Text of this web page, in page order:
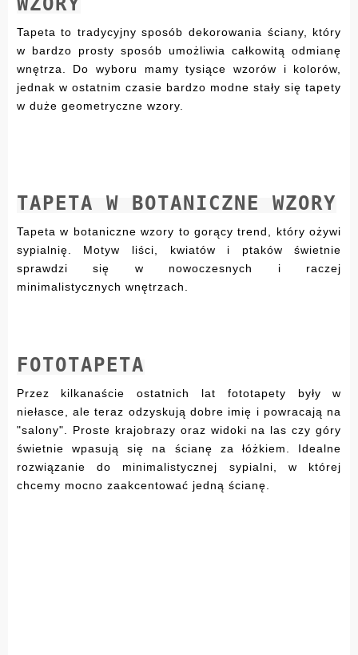
Tapeta to tradycyjny sposób dekorowania ściany, który
w bardzo prosty sposób umożliwia całkowitą odmianę
wnętrza. Do wyboru mamy tysiące wzorów i kolorów,
jednak w ostatnim czasie bardzo modne stały się tapety
w duże geometryczne wzory.
TAPETA W BOTANICZNE WZORY
Tapeta w botaniczne wzory to gorący trend, który ożywi
sypialnię. Motyw liści, kwiatów i ptaków świetnie
sprawdzi się w nowoczesnych i raczej
minimalistycznych wnętrzach.
FOTOTAPETA
Przez kilkanaście ostatnich lat fototapety były w
niełasce, ale teraz odzyskują dobre imię i powracają na
"salony". Proste krajobrazy oraz widoki na las czy góry
świetnie wpasują się na ścianę za łóżkiem. Idealne
rozwiązanie do minimalistycznej sypialni, w której
chcemy mocno zaakcentować jedną ścianę.